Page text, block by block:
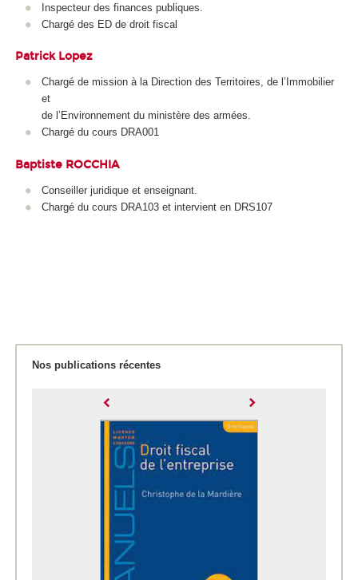
Inspecteur des finances publiques.
Chargé des ED de droit fiscal
Patrick Lopez
Chargé de mission à la Direction des Territoires, de l’Immobilier
et
de l’Environnement du ministère des armées.
Chargé du cours DRA001
Baptiste ROCCHIA
Conseiller juridique et enseignant.
Chargé du cours DRA103 et intervient en DRS107
Nos publications récentes